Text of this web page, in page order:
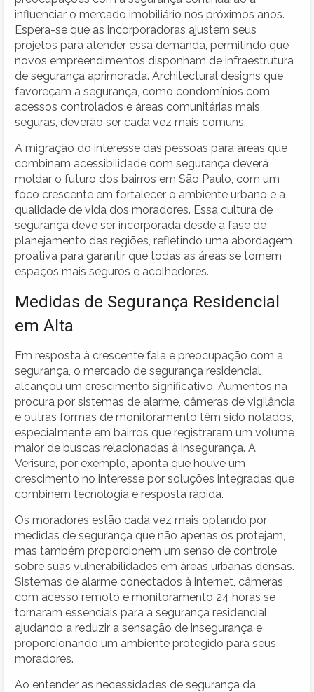
influenciar o mercado imobiliário nos próximos anos.
Espera-se que as incorporadoras ajustem seus
projetos para atender essa demanda, permitindo que
novos empreendimentos disponham de infraestrutura
de segurança aprimorada. Architectural designs que
favoreçam a segurança, como condomínios com
acessos controlados e áreas comunitárias mais
seguras, deverão ser cada vez mais comuns.
A migração do interesse das pessoas para áreas que
combinam acessibilidade com segurança deverá
moldar o futuro dos bairros em São Paulo, com um
foco crescente em fortalecer o ambiente urbano e a
qualidade de vida dos moradores. Essa cultura de
segurança deve ser incorporada desde a fase de
planejamento das regiões, refletindo uma abordagem
proativa para garantir que todas as áreas se tornem
espaços mais seguros e acolhedores.
Medidas de Segurança Residencial
em Alta
Em resposta à crescente fala e preocupação com a
segurança, o mercado de segurança residencial
alcançou um crescimento significativo. Aumentos na
procura por sistemas de alarme, câmeras de vigilância
e outras formas de monitoramento têm sido notados,
especialmente em bairros que registraram um volume
maior de buscas relacionadas à insegurança. A
Verisure, por exemplo, aponta que houve um
crescimento no interesse por soluções integradas que
combinem tecnologia e resposta rápida.
Os moradores estão cada vez mais optando por
medidas de segurança que não apenas os protejam,
mas também proporcionem um senso de controle
sobre suas vulnerabilidades em áreas urbanas densas.
Sistemas de alarme conectados à internet, câmeras
com acesso remoto e monitoramento 24 horas se
tornaram essenciais para a segurança residencial,
ajudando a reduzir a sensação de insegurança e
proporcionando um ambiente protegido para seus
moradores.
Ao entender as necessidades de segurança da